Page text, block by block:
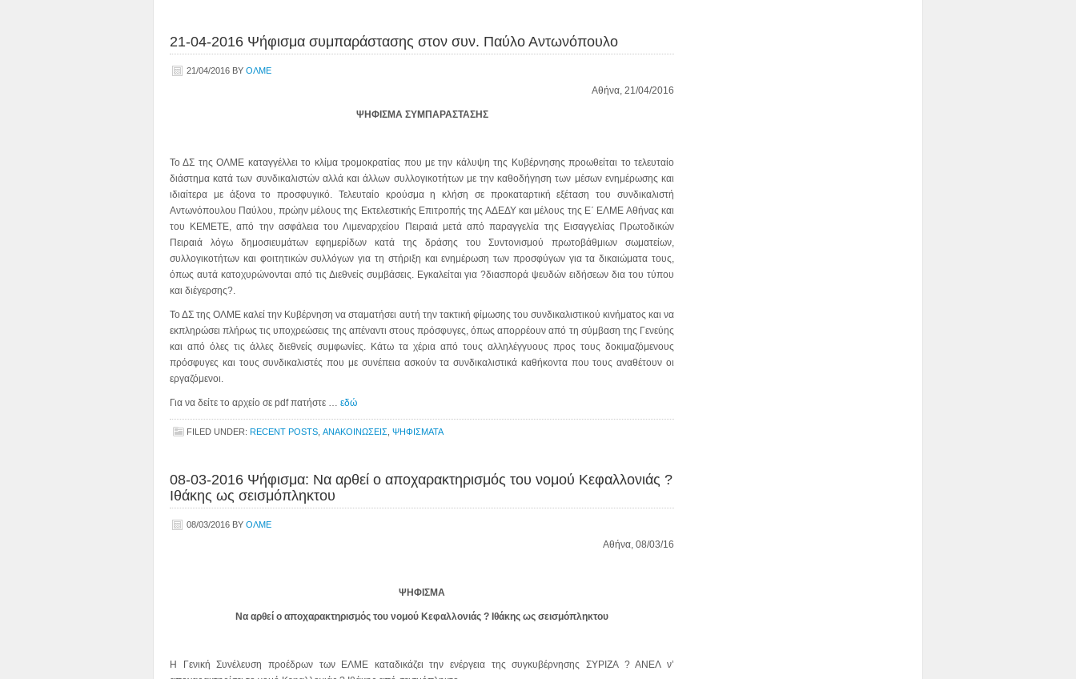
21-04-2016 Ψήφισμα συμπαράστασης στον συν. Παύλο Αντωνόπουλο
21/04/2016 BY ΟΛΜΕ
Αθήνα, 21/04/2016
ΨΗΦΙΣΜΑ ΣΥΜΠΑΡΑΣΤΑΣΗΣ
Το ΔΣ της ΟΛΜΕ καταγγέλλει το κλίμα τρομοκρατίας που με την κάλυψη της Κυβέρνησης προωθείται το τελευταίο
διάστημα κατά των συνδικαλιστών αλλά και άλλων συλλογικοτήτων με την καθοδήγηση των μέσων ενημέρωσης και
ιδιαίτερα με άξονα το προσφυγικό. Τελευταίο κρούσμα η κλήση σε προκαταρτική εξέταση του συνδικαλιστή
Αντωνόπουλου Παύλου, πρώην μέλους της Εκτελεστικής Επιτροπής της ΑΔΕΔΥ και μέλους της Ε΄ ΕΛΜΕ Αθήνας και
του ΚΕΜΕΤΕ, από την ασφάλεια του Λιμεναρχείου Πειραιά μετά από παραγγελία της Εισαγγελίας Πρωτοδικών
Πειραιά λόγω δημοσιευμάτων εφημερίδων κατά της δράσης του Συντονισμού πρωτοβάθμιων σωματείων,
συλλογικοτήτων και φοιτητικών συλλόγων για τη στήριξη και ενημέρωση των προσφύγων για τα δικαιώματα τους,
όπως αυτά κατοχυρώνονται από τις Διεθνείς συμβάσεις. Εγκαλείται για ?διασπορά ψευδών ειδήσεων δια του τύπου
και διέγερσης?.
Το ΔΣ της ΟΛΜΕ καλεί την Κυβέρνηση να σταματήσει αυτή την τακτική φίμωσης του συνδικαλιστικού κινήματος και να
εκπληρώσει πλήρως τις υποχρεώσεις της απέναντι στους πρόσφυγες, όπως απορρέουν από τη σύμβαση της Γενεύης
και από όλες τις άλλες διεθνείς συμφωνίες. Κάτω τα χέρια από τους αλληλέγγυους προς τους δοκιμαζόμενους
πρόσφυγες και τους συνδικαλιστές που με συνέπεια ασκούν τα συνδικαλιστικά καθήκοντα που τους αναθέτουν οι
εργαζόμενοι.
Για να δείτε το αρχείο σε pdf πατήστε … εδώ
FILED UNDER: RECENT POSTS ΑΝΑΚΟΙΝΩΣΕΙΣ ΨΗΦΙΣΜΑΤΑ
08-03-2016 Ψήφισμα: Να αρθεί ο αποχαρακτηρισμός του νομού Κεφαλλονιάς ?
Ιθάκης ως σεισμόπληκτου
08/03/2016 BY ΟΛΜΕ
Αθήνα, 08/03/16
ΨΗΦΙΣΜΑ
Να αρθεί ο αποχαρακτηρισμός του νομού Κεφαλλονιάς ? Ιθάκης ως σεισμόπληκτου
Η Γενική Συνέλευση προέδρων των ΕΛΜΕ καταδικάζει την ενέργεια της συγκυβέρνησης ΣΥΡΙΖΑ ? ΑΝΕΛ ν’